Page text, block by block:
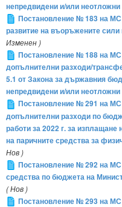
непредвидени и/или
Постановление № 183 на МС
развитие на въоръжените
Изменен )
Постановление № 188 на МС
допълнителни разходи/
5.1 от Закона за държавния
непредвидени и/или неотложни
Постановление № 291 на МС
допълнителни разходи по
работи за 2022 г. за
на паричните средства за
Нов )
Постановление № 292 на МС
средства по бюджета на
( Нов )
Постановление № 293 на МС